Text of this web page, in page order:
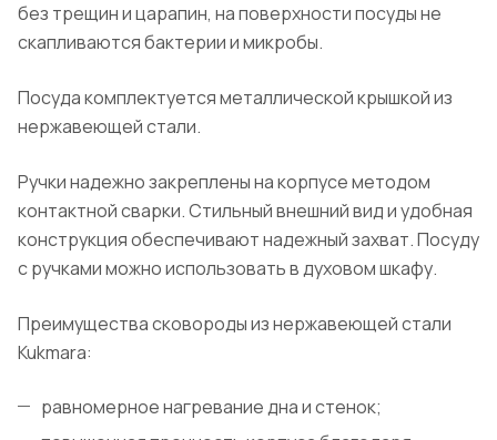
без трещин и царапин, на поверхности посуды не
скапливаются бактерии и микробы.
Посуда комплектуется металлической крышкой из
нержавеющей стали.
Ручки надежно закреплены на корпусе методом
контактной сварки. Стильный внешний вид и удобная
конструкция обеспечивают надежный захват. Посуду
с ручками можно использовать в духовом шкафу.
Преимущества сковороды из нержавеющей стали
Kukmara:
равномерное нагревание дна и стенок;